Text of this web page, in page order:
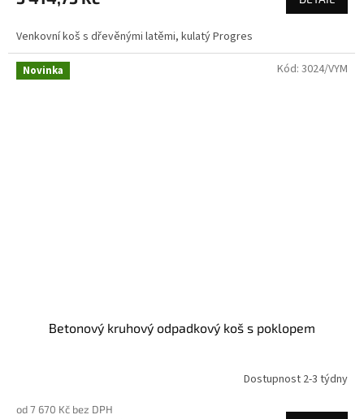
Venkovní koš s dřevěnými latěmi, kulatý Progres
Novinka
Betonový kruhový odpadkový koš s poklopem
Dostupnost 2-3 týdny
od 7 670 Kč bez DPH
Kód: 3024/VYM